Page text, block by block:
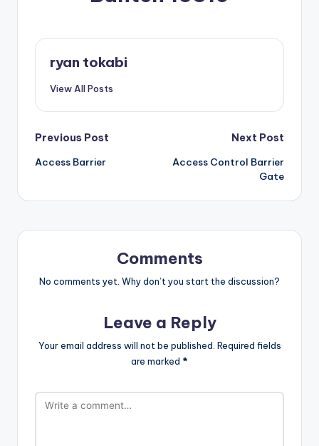
ryan tokabi
View All Posts
Post
navigation
Previous Post
Access Barrier
Next Post
Access Control Barrier
Gate
Comments
No comments yet. Why don’t you start the discussion?
Leave a Reply
Your email address will not be published. Required fields
are marked *